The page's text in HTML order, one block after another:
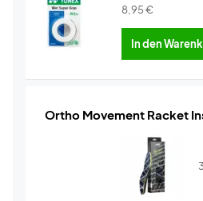
8,95€
In den
Ortho Movement Racket